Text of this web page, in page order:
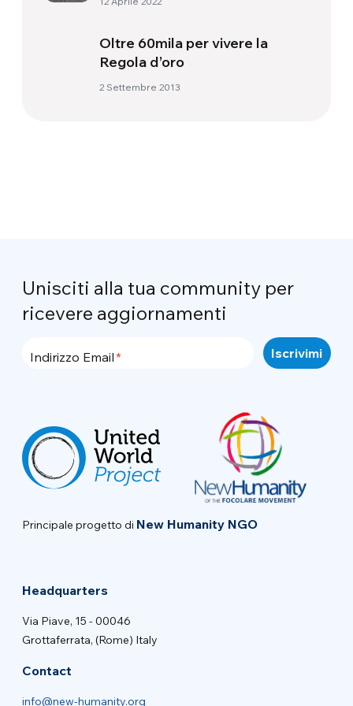
Oltre 60mila per vivere la
Regola d’oro
2 Settembre 2013
Unisciti alla tua community per
ricevere aggiornamenti
Indirizzo Email
Principale progetto di New Humanity NGO
Headquarters
Via Piave, 15 - 00046
Grottaferrata, (Rome) Italy
Contact
info@new-humanity.org